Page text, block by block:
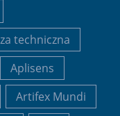
techniczna
Aplisens
Artifex Mundi